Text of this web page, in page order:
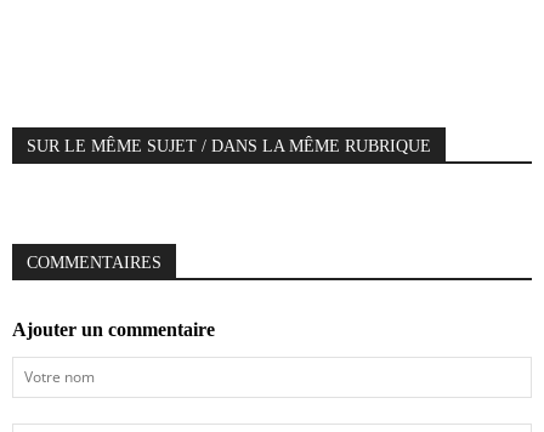
SUR LE MÊME SUJET / DANS LA MÊME RUBRIQUE
COMMENTAIRES
Ajouter un commentaire
Votre
nom